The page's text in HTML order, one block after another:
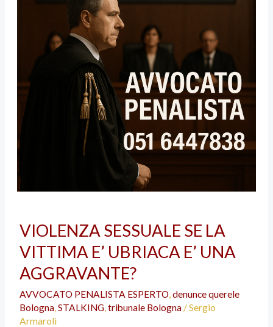
VIOLENZA SESSUALE SE LA
VITTIMA E’ UBRIACA E’ UNA
AGGRAVANTE?
AVVOCATO PENALISTA ESPERTO,denunce querele
Bologna,STALKING,tribunale Bologna/Sergio
Armaroli
SESSUALE
SE
LA
VITTIMA
E’
UBRIACA